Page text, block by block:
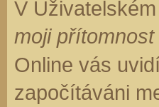
V
moji
Online vás
započítáváni